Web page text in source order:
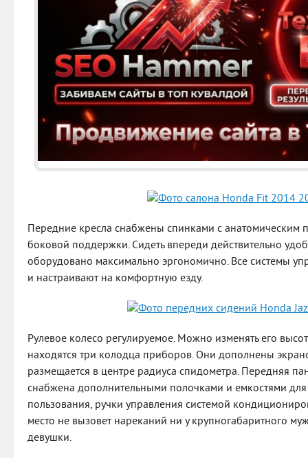
Передние кресла снабжены спинками с анатомическим
боковой поддержки. Сидеть впереди действительно
оборудовано максимально эргономично. Все системы
и настраивают на комфортную езду.
Рулевое колесо регулируемое. Можно изменять его
находятся три колодца приборов. Они дополнены
размещается в центре радиуса спидометра. Передняя
снабжена дополнительными полочками и емкостями
пользования, ручки управления системой
место не вызовет нареканий ни у крупногабаритного
девушки.